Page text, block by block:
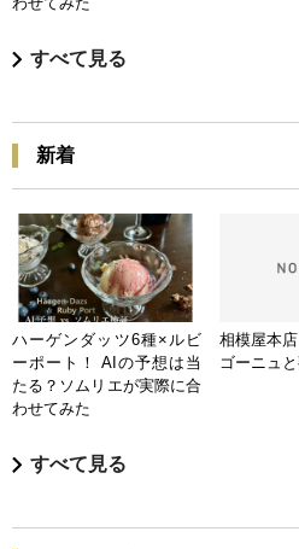
すべて見る
新着
ハーゲンダッツ6種×ルビ
ーポート！ AIの予想は当
たる？ソムリエが実際に合
わせてみた
相模屋本
ゴーニュ
すべて見る